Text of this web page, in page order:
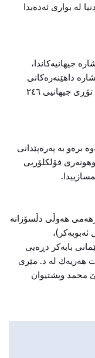
لە بواری ئەدەبدا
جیهانیەكاندا،
شارە داهێنەرەكانی
جیهانەوە وشاری سلێمانیش بوویە ئەندامێكی تۆڕی جیهانیی ٢٤٦
برەو بە پەرەپێدانی
فۆلكلۆریی
هەوڵی دڵسۆزانە
بابەكر دڕەیی
هەریەك لە د. مێری
محمد وپشتیوان